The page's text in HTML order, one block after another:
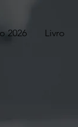
2026 Livro